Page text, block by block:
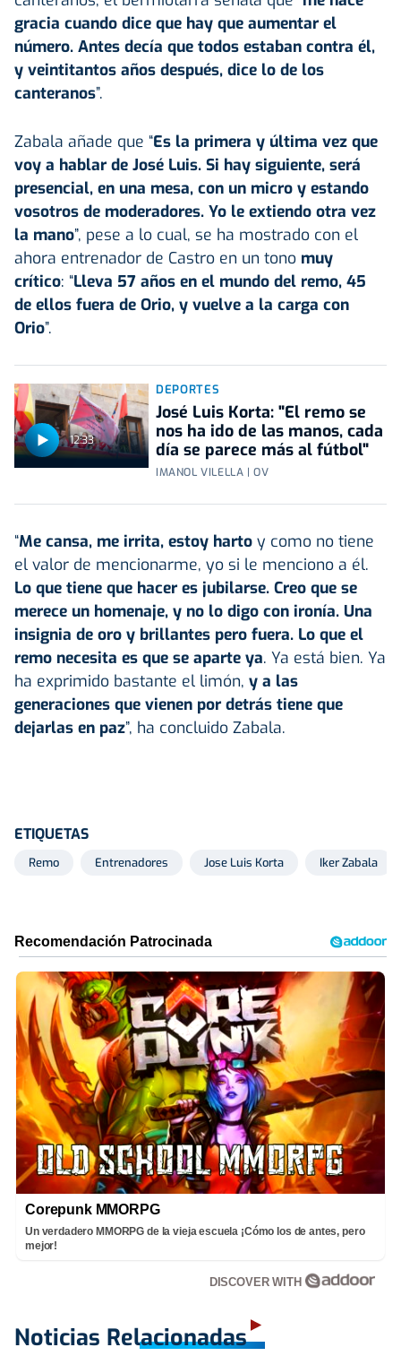
gracia cuando dice que hay que aumentar el
número. Antes decía que todos estaban contra él,
y veintitantos años después, dice lo de los
canteranos”.
Zabala añade que “Es la primera y última vez que
voy a hablar de José Luis. Si hay siguiente, será
presencial, en una mesa, con un micro y estando
vosotros de moderadores. Yo le extiendo otra vez
la mano”, pese a lo cual, se ha mostrado con el
ahora entrenador de Castro en un tono muy
crítico: “Lleva 57 años en el mundo del remo, 45
de ellos fuera de Orio, y vuelve a la carga con
Orio”.
12:33
DEPORTES
José Luis Korta: "El remo se
nos ha ido de las manos, cada
día se parece más al fútbol"
IMANOL VILELLA | OV
“Me cansa, me irrita, estoy harto y como no tiene
el valor de mencionarme, yo si le menciono a él.
Lo que tiene que hacer es jubilarse. Creo que se
merece un homenaje, y no lo digo con ironía. Una
insignia de oro y brillantes pero fuera. Lo que el
remo necesita es que se aparte ya. Ya está bien. Ya
ha exprimido bastante el limón, y a las
generaciones que vienen por detrás tiene que
dejarlas en paz”, ha concluido Zabala.
ETIQUETAS
Remo Entrenadores Jose Luis Korta Iker Zabala
Corepunk MMORPG
Un verdadero MMORPG de la vieja escuela ¡Cómo los de antes, pero
mejor!
DISCOVER WITH
Noticias Relacionadas